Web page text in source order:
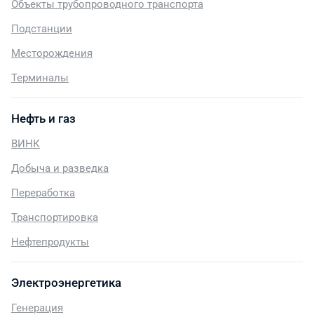
Объекты трубопроводного транспорта
Подстанции
Месторождения
Терминалы
Нефть и газ
ВИНК
Добыча и разведка
Переработка
Транспортировка
Нефтепродукты
Электроэнергетика
Генерация